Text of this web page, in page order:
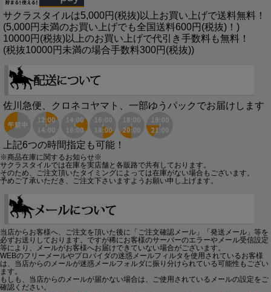
サクラスタイルは5,000円(税抜)以上お買い上げで送料無料！
(5,000円未満のお買い上げでも全国送料600円(税抜)！)
10000円(税抜)以上のお買い上げで代引き手数料も無料！
(税抜10000円未満の場合手数料300円(税抜))
佐川急便、クロネコヤマト、一部ゆうパックでお届けします
上記6つの時間指定も可能！
※商品在庫に関するお知らせ※
サクラスタイルでは在庫を実店舗と各販路で共有しております。
そのため、ご注文頂いたタイミングによっては在庫がない場合もございます。
予めご了承いただき、ご注文下さいますようお願い申し上げます。
当店からお客様へ、ご注文を頂いた後に「ご注文確認メール」「発送メール」等を
必ずお送りしております。ですが稀にお客様のサーバーのエラーやメール受信設定
等により、メールがお客様へお届けできていない場合がございます。
WEBのフリーメールやプロバイダの迷惑メールフィルタを使用されているお客様
は、当店からのメールが迷惑メールフォルダに振り分けられている可能性もござい
ます。
もしも、当店からのメールが届かない場合は、ご使用されているメールの設定をご
確認ください。